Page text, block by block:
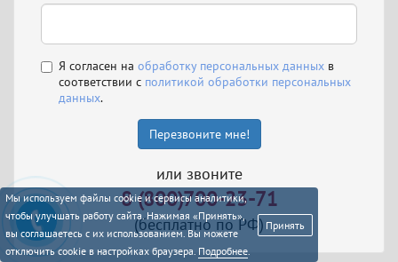
Я согласен на обработку персональных данных в
соответствии с политикой обработки персональных
данных.
Перезвоните мне!
или звоните
8 (800)700-23-71
(бесплатно по РФ)
Мы используем файлы cookie и сервисы аналитики,
чтобы улучшать работу сайта. Нажимая «Принять»,
вы соглашаетесь с их использованием. Вы можете
отключить cookie в настройках браузера. Подробнее.
Принять